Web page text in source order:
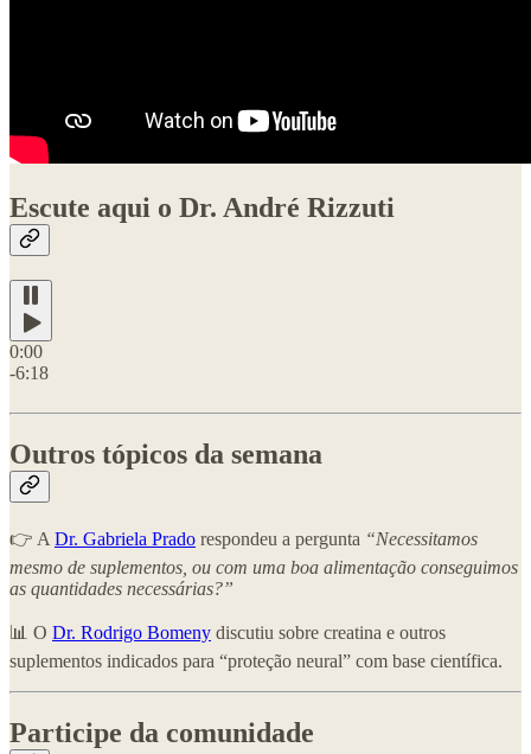
Escute aqui o Dr. André Rizzuti
0:00
-6:18
Outros tópicos da semana
👉 ADr. Gabriela Prado respondeu a pergunta “Necessitamos
mesmo de suplementos, ou com uma boa alimentação conseguimos
as quantidades necessárias?”
📊 O Dr. Rodrigo Bomeny discutiu sobre creatina e outros
suplementos indicados para “proteção neural” com base científica.
Participe da comunidade